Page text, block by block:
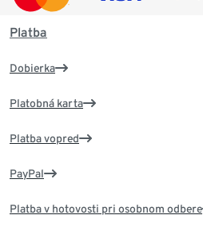
Platba
Dobierka
Platobná karta
Platba vopred
PayPal
Platba v hotovosti pri osobnom odbere